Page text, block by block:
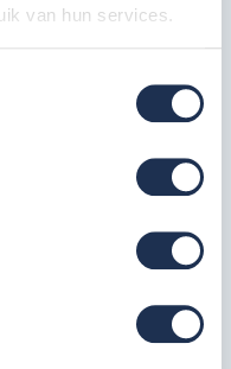
van hun services.